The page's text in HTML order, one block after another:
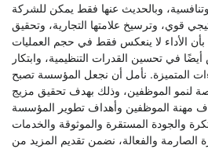
وبالحديث عنها فقط يمكن للشركة
قوي، وترسيخ علامتها التجارية، وتحقيق
بأن الأداء لا ينعكس فقط في حجم العمليات
في تحسين القدرات التنظيمية، وابتكار
المتميزة. نأمل أن نجعل المؤسسة تصبح
لنمو الموظفين، وذلك بهدف تحقيق مزيج
والجودة المستقرة والموثوقة والخدمات
الصارمة والفعالة، نضمن تقديم المزيد من